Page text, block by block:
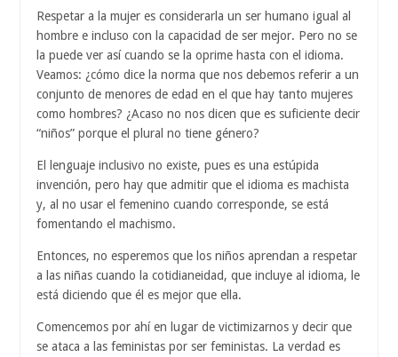
Respetar a la mujer es considerarla un ser humano igual al
hombre e incluso con la capacidad de ser mejor. Pero no se
la puede ver así cuando se la oprime hasta con el idioma.
Veamos: ¿cómo dice la norma que nos debemos referir a un
conjunto de menores de edad en el que hay tanto mujeres
como hombres? ¿Acaso no nos dicen que es suficiente decir
“niños” porque el plural no tiene género?
El lenguaje inclusivo no existe, pues es una estúpida
invención, pero hay que admitir que el idioma es machista
y, al no usar el femenino cuando corresponde, se está
fomentando el machismo.
Entonces, no esperemos que los niños aprendan a respetar
a las niñas cuando la cotidianeidad, que incluye al idioma, le
está diciendo que él es mejor que ella.
Comencemos por ahí en lugar de victimizarnos y decir que
se ataca a las feministas por ser feministas. La verdad es